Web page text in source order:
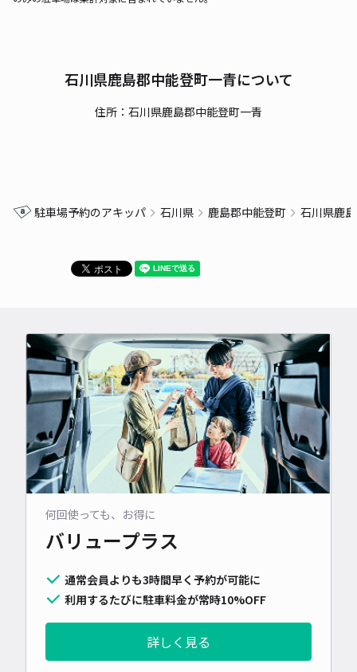
石川県鹿島郡中能登町一青について
住所：石川県鹿島郡中能登町一青
駐車場予約のアキッパ 石川県 鹿島郡中能登町 石川県鹿
何回使っても、お得に
バリュープラス
通常会員よりも3時間早く予約が可能に
利用するたびに駐車料金が常時10%OFF
詳しく見る